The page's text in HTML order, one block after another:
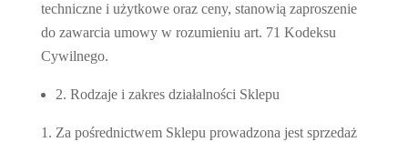
techniczne i użytkowe oraz ceny, stanowią zaproszenie
do zawarcia umowy w rozumieniu art. 71 Kodeksu
Cywilnego.
2. Rodzaje i zakres działalności Sklepu
Za pośrednictwem Sklepu prowadzona jest sprzedaż